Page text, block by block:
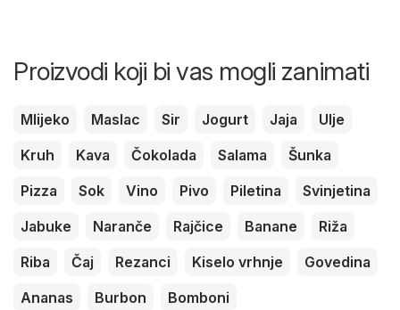
Proizvodi koji bi vas mogli zanimati
Mlijeko Maslac Sir Jogurt Jaja
Ulje
Kruh
Kava Čokolada Salama
Šunka
Pizza
Sok Vino Pivo Piletina
Svinjetina
Jabuke
Naranče Rajčice Banane
Riža
Riba
Čaj Rezanci Kiselo vrhnje
Govedina
Ananas
Burbon Bomboni